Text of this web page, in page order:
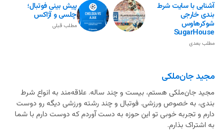
پیش بینی فوتبال؛
چلسی و آژاکس
مطلب قبلی
آشنایی با سایت شرط
بندی خارجی
شوکرهاوس
SugarHouse
مطلب بعدی
مجید جان‌ملکی
مجید جان‌ملکی هستم، بیست و چند ساله. علاقه‌مند به انواع شرط
بندی، به خصوص ورزشی. فوتبال و چند رشته ورزشی دیگه رو دوست
دارم و تجربه خوبی تو این حوزه به دست آوردم که دوست دارم با شما
به اشتراک بذارم.